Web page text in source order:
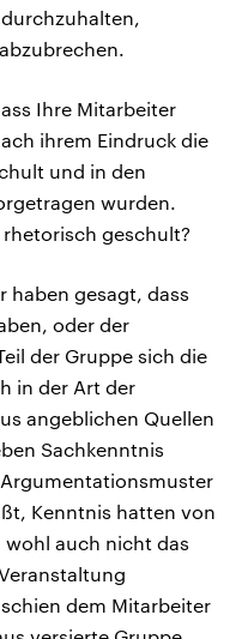
Ihre Mitarbeiter
ihrem Eindruck die
und in den
wurden.
geschult?
haben gesagt, dass
oder der
der Gruppe sich die
in der Art der
angeblichen Quellen
Sachkenntnis
Kenntnis hatten von
auch nicht das
dem Mitarbeiter